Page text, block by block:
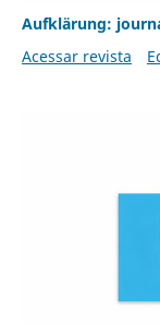
Aufklärung:
Acessar revista